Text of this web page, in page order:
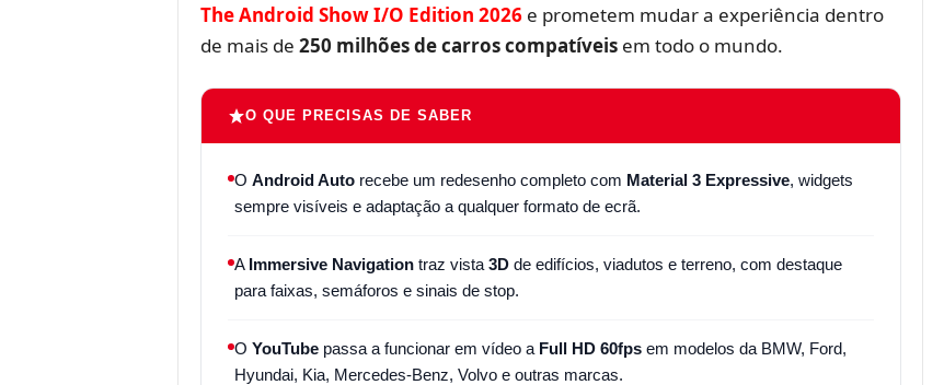
The Android Show I/O Edition 2026e prometem mudar a experiência dentro
de mais de 250 milhões de carros compatíveisem todo o mundo.
O QUE PRECISAS DE SABER
O Android Autorecebe um redesenho completo com Material 3 Expressive, widgets
sempre visíveis e adaptação a qualquer formato de ecrã.
A Immersive Navigationtraz vista 3Dde edifícios, viadutos e terreno, com destaque
para faixas, semáforos e sinais de stop.
O YouTubepassa a funcionar em vídeo a Full HD 60fpsem modelos da BMW, Ford,
Hyundai, Kia, Mercedes-Benz, Volvo e outras marcas.